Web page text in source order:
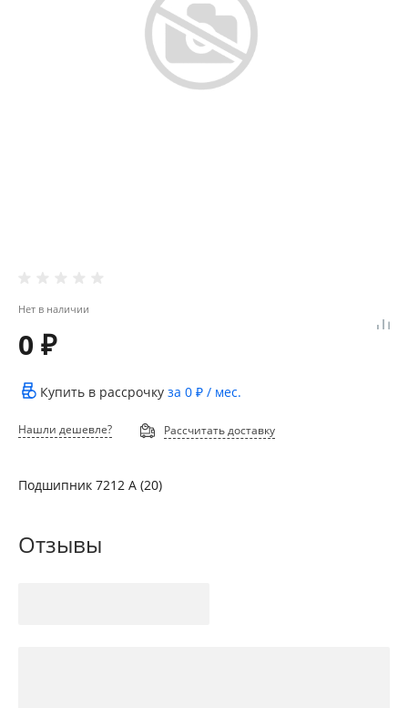
Нет в наличии
0 ₽
Купить в рассрочку за 0 ₽ / мес.
Нашли дешевле? Рассчитать доставку
Подшипник 7212 А (20)
Отзывы